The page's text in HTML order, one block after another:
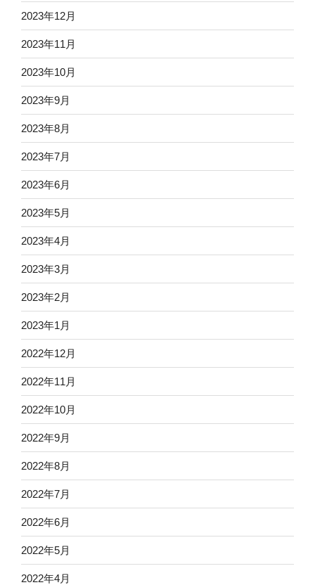
2023年12月
2023年11月
2023年10月
2023年9月
2023年8月
2023年7月
2023年6月
2023年5月
2023年4月
2023年3月
2023年2月
2023年1月
2022年12月
2022年11月
2022年10月
2022年9月
2022年8月
2022年7月
2022年6月
2022年5月
2022年4月